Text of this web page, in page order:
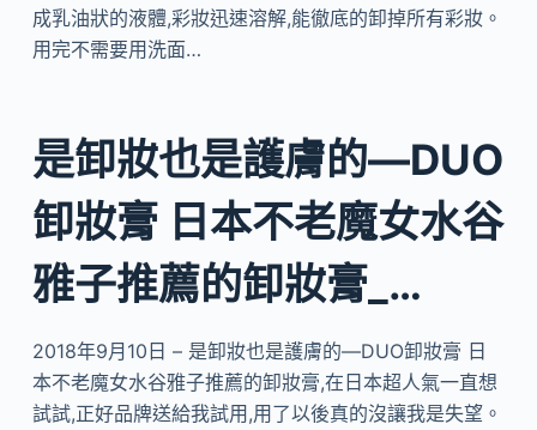
成乳油狀的液體,彩妝迅速溶解,能徹底的卸掉所有彩妝。
用完不需要用洗面…
是卸妝也是護膚的—DUO
卸妝膏 日本不老魔女水谷
雅子推薦的卸妝膏_…
2018年9月10日 – 是卸妝也是護膚的—DUO卸妝膏 日
本不老魔女水谷雅子推薦的卸妝膏,在日本超人氣一直想
試試,正好品牌送給我試用,用了以後真的沒讓我是失望。